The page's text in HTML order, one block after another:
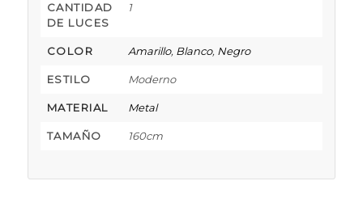
CANTIDAD
DE LUCES
1
COLOR Amarillo, Blanco, Negro
ESTILO Moderno
MATERIAL Metal
TAMAÑO 160cm